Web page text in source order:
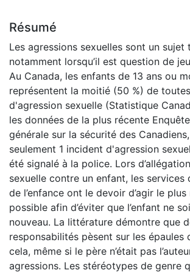
Résumé
Les agressions sexuelles sont un sujet
notamment lorsqu’il est question de
Au Canada, les enfants de 13 ans ou
représentent la moitié (50 %) de
d'agression sexuelle (Statistique
les données de la plus récente
générale sur la sécurité des
seulement 1 incident d'agression
été signalé à la police. Lors
sexuelle contre un enfant, les
de l’enfance ont le devoir d’agir le
possible afin d’éviter que l’enfant ne
nouveau. La littérature démontre que
responsabilités pèsent sur les épaules
cela, même si le père n’était pas
agressions. Les stéréotypes de genre